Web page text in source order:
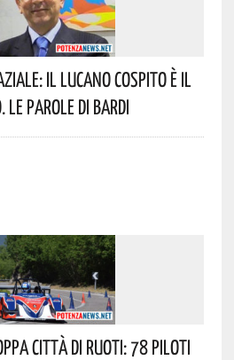
Il Lucano Cospito È Il
Le Parole Di Bardi
Città Di Ruoti: 78 Piloti